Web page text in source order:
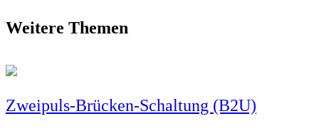
Weitere Themen
Zweipuls-Brücken-Schaltung (B2U)